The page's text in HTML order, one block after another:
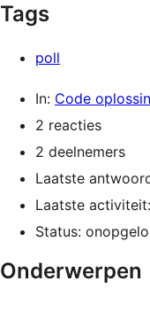
Tags
poll
In: Code
2 reacties
2 deelnemers
Laatste
Laatste activiteit:
Status:
Onderwerpen